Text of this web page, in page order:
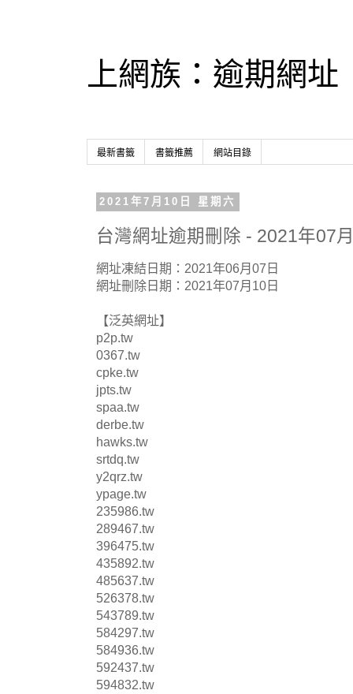
上網族：逾期網址
最新書籤 書籤推薦 網站目錄
2021年7月10日 星期六
台灣網址逾期刪除 - 2021年07
網址凍結日期：2021年06月07日
網址刪除日期：2021年07月10日
【泛英網址】
p2p.tw
0367.tw
cpke.tw
jpts.tw
spaa.tw
derbe.tw
hawks.tw
srtdq.tw
y2qrz.tw
ypage.tw
235986.tw
289467.tw
396475.tw
435892.tw
485637.tw
526378.tw
543789.tw
584297.tw
584936.tw
592437.tw
594832.tw